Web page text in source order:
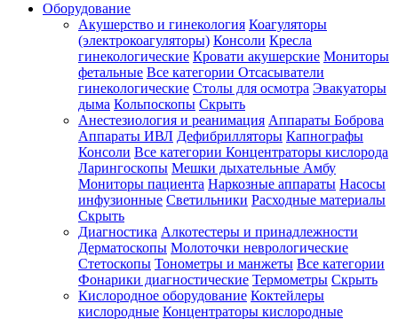
Оборудование
Акушерство и гинекология Коагуляторы
(электрокоагуляторы) Консоли Кресла
гинекологические Кровати акушерские Мониторы
фетальные Все категории Отсасыватели
гинекологические Столы для осмотра Эвакуаторы
дыма Кольпоскопы Скрыть
Анестезиология и реанимация Аппараты Боброва
Аппараты ИВЛ Дефибрилляторы Капнографы
Консоли Все категории Концентраторы кислорода
Ларингоскопы Мешки дыхательные Амбу
Мониторы пациента Наркозные аппараты Насосы
инфузионные Светильники Расходные материалы
Скрыть
Диагностика Алкотестеры и принадлежности
Дерматоскопы Молоточки неврологические
Стетоскопы Тонометры и манжеты Все категории
Фонарики диагностические Термометры Скрыть
Кислородное оборудование Коктейлеры
кислородные Концентраторы кислородные